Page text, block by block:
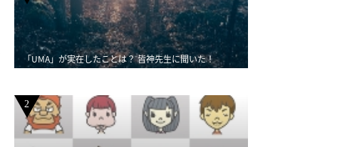
「UMA」が実在したことは？ 皆神先生に聞いた！
2